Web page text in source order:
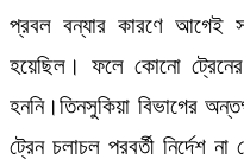
প্রবল বন্যার কারণে আগেই
হয়েছিল। ফলে কোনো
হননি।তিনসুকিয়া বিভাগের
ট্রেন চলাচল পরবর্তী নির্দেশ